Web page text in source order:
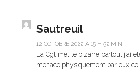
Sautreuil
12 OCTOBRE 2022 À 15 H 52 MIN
La Cgt met le bizarre partout j’ai
menace physiquement par eux